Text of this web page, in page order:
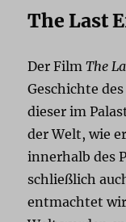
The Last
Der FilmThe
Geschichte
dieser im
der Welt, wie
innerhalb des
schließlich
entmachtet